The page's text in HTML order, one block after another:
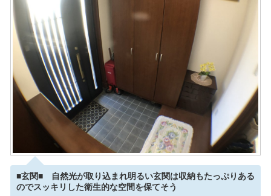
■玄関■ 自然光が取り込まれ明るい玄関は収納もたっぷりある
のでスッキリした衛生的な空間を保てそう